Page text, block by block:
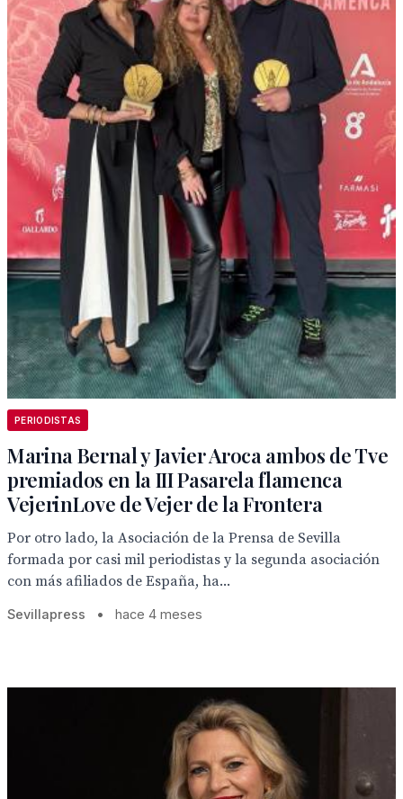
PERIODISTAS
Marina Bernal y Javier Aroca ambos de Tve
premiados en la III Pasarela flamenca
VejerinLove de Vejer de la Frontera
Por otro lado, la Asociación de la Prensa de Sevilla
formada por casi mil periodistas y la segunda asociación
con más afiliados de España, ha...
Sevillapress • hace 4 meses